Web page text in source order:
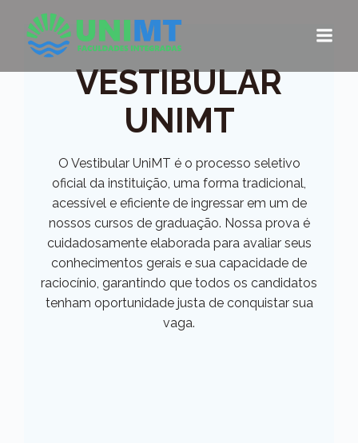
para
o
conteúdo
VESTIBULAR
UNIMT
O Vestibular UniMT é o processo seletivo
oficial da instituição, uma forma tradicional,
acessível e eficiente de ingressar em um de
nossos cursos de graduação. Nossa prova é
cuidadosamente elaborada para avaliar seus
conhecimentos gerais e sua capacidade de
raciocínio, garantindo que todos os candidatos
tenham oportunidade justa de conquistar sua
vaga.